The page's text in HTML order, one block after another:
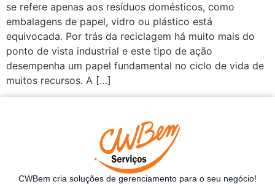
se refere apenas aos resíduos domésticos, como
embalagens de papel, vidro ou plástico está
equivocada. Por trás da reciclagem há muito mais do
ponto de vista industrial e este tipo de ação
desempenha um papel fundamental no ciclo de vida de
muitos recursos. A […]
CWBem cria soluções de gerenciamento para o seu negócio!